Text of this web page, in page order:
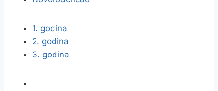
1. godina
2. godina
3. godina